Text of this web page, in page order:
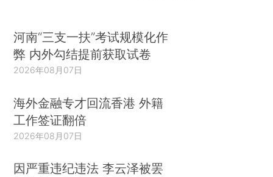
河南“三支一扶”考试规模化作
弊 内外勾结提前获取试卷
2026年08月07日
海外金融专才回流香港 外籍
工作签证翻倍
2026年08月07日
因严重违纪违法 李云泽被罢